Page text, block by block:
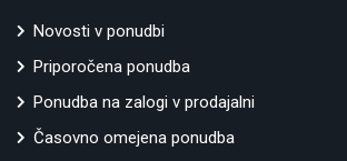
Novosti v ponudbi
Priporočena ponudba
Ponudba na zalogi v prodajalni
Časovno omejena ponudba